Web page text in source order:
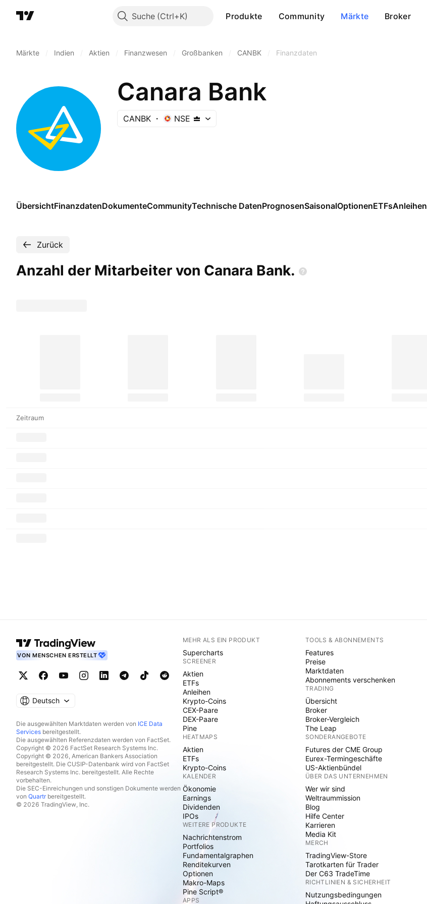
Suche Produkte Community Märkte Broker
Märkte Indien Aktien Finanzwesen Großbanken CANBK Finanzdaten
Canara Bank
CANBK NSE
ÜbersichtFinanzdatenDokumenteCommunityTechnische DatenPrognosenSaisonalOptionenETFsAnleihen
Zurück
Anzahl der Mitarbeiter von Canara Bank.
Zeitraum
VON MENSCHEN ERSTELLT
Deutsch
Die ausgewählten Marktdaten werden von ICE Data
Services bereitgestellt.
Die ausgewählten Referenzdaten werden von FactSet.
Copyright © 2026 FactSet Research Systems Inc.
Copyright © 2026, American Bankers Association
bereitgestellt. Die CUSIP-Datenbank wird von FactSet
Research Systems Inc. bereitgestellt. Alle Rechte
vorbehalten.
Die SEC-Einreichungen und sonstigen Dokumente werden
von Quartrbereitgestellt.
© 2026 TradingView, Inc.
MEHR ALS EIN PRODUKT
Supercharts
SCREENER
Aktien
ETFs
Anleihen
Krypto-Coins
CEX-Paare
DEX-Paare
Pine
HEATMAPS
Aktien
ETFs
Krypto-Coins
KALENDER
Ökonomie
Earnings
Dividenden
IPOs
WEITERE PRODUKTE
Nachrichtenstrom
Portfolios
Fundamentalgraphen
Renditekurven
Optionen
Makro-Maps
Pine Script®
APPS
TOOLS & ABONNEMENTS
Features
Preise
Marktdaten
Abonnements verschenken
TRADING
Übersicht
Broker
Broker-Vergleich
The Leap
SONDERANGEBOTE
Futures der CME Group
Eurex-Termingeschäfte
US-Aktienbündel
ÜBER DAS UNTERNEHMEN
Wer wir sind
Weltraummission
Blog
Hilfe Center
Karrieren
Media Kit
MERCH
TradingView-Store
Tarotkarten für Trader
Der C63 TradeTime
RICHTLINIEN & SICHERHEIT
Nutzungsbedingungen